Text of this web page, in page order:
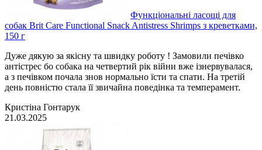
Функціональні ласощі для
собак Brit Care Functional Snack Antistress Shrimps з креветками,
150 г
Дуже дякую за якісну та швидку роботу ! Замовили печівко
антістрес бо собака на четвертий рік війни вже ізнервувалася,
а з печівком почала знов нормально їсти та спати. На третій
день повністю стала її звичайна поведінка та темперамент.
Кристіна Гонтарук
21.03.2025